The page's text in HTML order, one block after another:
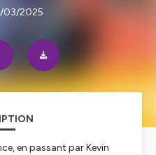
03/2025
en passant par Kevin